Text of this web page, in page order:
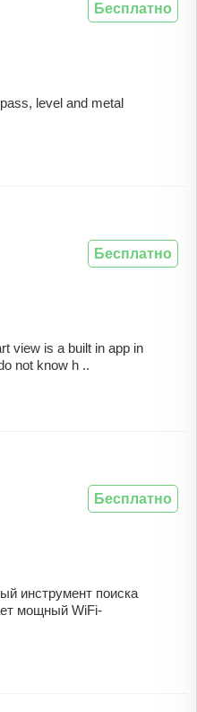
level and metal
Бесплатно
view is a built in app in
not know h ..
Бесплатно
инструмент поиска
мощный WiFi-
Бесплатно